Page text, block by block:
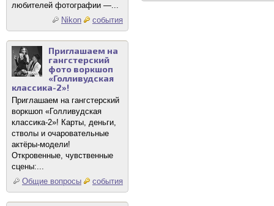
любителей фотографии —...
Nikon
события
Приглашаем на
гангстерский
фото воркшоп
«Голливудская
классика-2»!
Приглашаем на гангстерский
воркшоп «Голливудская
классика-2»! Карты, деньги,
стволы и очаровательные
актёры-модели!
Откровенные, чувственные
сцены:...
Общие вопросы
события